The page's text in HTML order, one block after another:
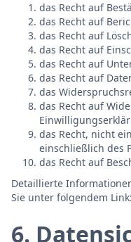
das Recht auf
das Recht auf
das Recht auf
das Recht auf
das Recht auf
das Recht auf
das
das Recht auf
das Recht, nicht
einschließlich des
das Recht auf
Detaillierte
Sie unter folgendem Link:
6.